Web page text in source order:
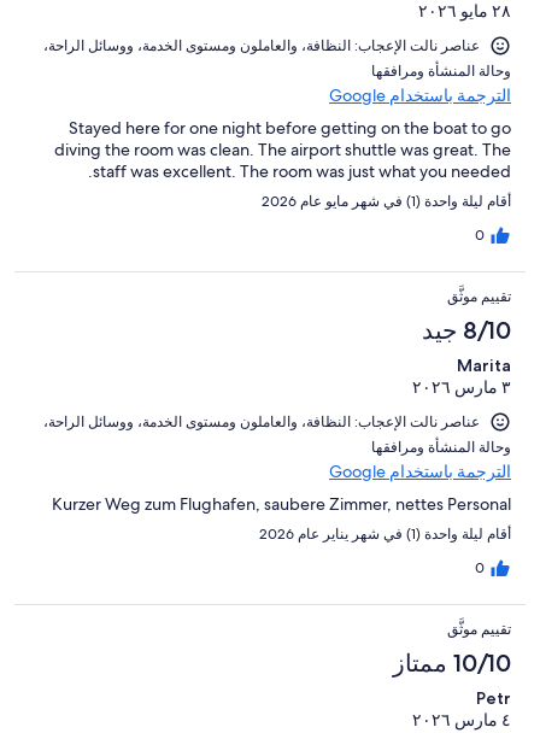
٢٨ مايو ٢٠٢٦
عناصر نالت الإعجاب: ⁦النظافة⁩، و⁦العاملون ومستوى الخدمة⁩، و⁦وسائل الراحة⁩،
و⁦حالة المنشأة ومرافقها⁩
الترجمة باستخدام Google
Stayed here for one night before getting on the boat to go
diving the room was clean. The airport shuttle was great. The
staff was excellent. The room was just what you needed.
أقام ليلة واحدة (1) في شهر مايو عام 2026
0
تقييم موثَّق
8/10 جيد
Marita
٣ مارس ٢٠٢٦
عناصر نالت الإعجاب: ⁦النظافة⁩، و⁦العاملون ومستوى الخدمة⁩، و⁦وسائل الراحة⁩،
و⁦حالة المنشأة ومرافقها⁩
الترجمة باستخدام Google
Kurzer Weg zum Flughafen, saubere Zimmer, nettes Personal
أقام ليلة واحدة (1) في شهر يناير عام 2026
0
تقييم موثَّق
10/10 ممتاز
Petr
٤ مارس ٢٠٢٦